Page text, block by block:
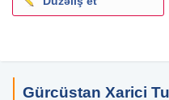
Apartment hotel Rainbow
Double room with balcony -
Gürcüstan Xarici